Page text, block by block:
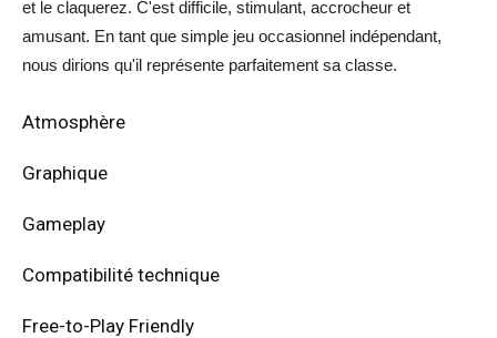
et le claquerez. C'est difficile, stimulant, accrocheur et
amusant. En tant que simple jeu occasionnel indépendant,
nous dirions qu'il représente parfaitement sa classe.
Atmosphère
Graphique
Gameplay
Compatibilité technique
Free-to-Play Friendly